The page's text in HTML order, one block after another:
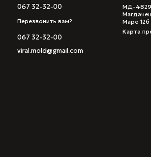
067 32-32-00
Перезвонить вам?
067 32-32-00
viral.mold@gmail.com
МД-4829,
Маре 126
Карта